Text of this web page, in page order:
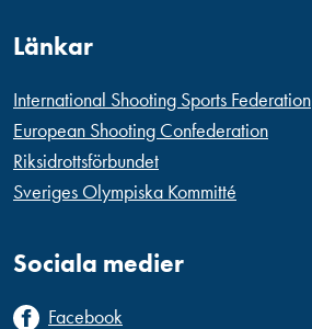
Länkar
International Shooting Sports Federation
European Shooting Confederation
Riksidrottsförbundet
Sveriges Olympiska Kommitté
Sociala medier
Facebook